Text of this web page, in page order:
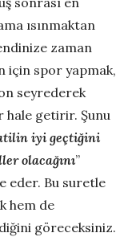
ısınmaktan
zaman
için spor yapmak,
seyrederek
hale getirir. Şunu
iyi geçtiğini
olacağını”
eder. Bu suretle
hem de
göreceksiniz.